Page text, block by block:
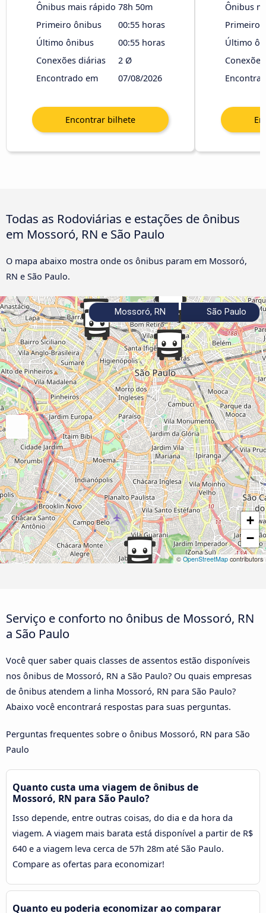
Ônibus mais rápido 78h 50m
Primeiro ônibus
00:55 horas
Último ônibus
00:55 horas
Conexões diárias
2 Ø
Encontrado em
07/08/2026
Ônibus
Primeiro
Último
Todas as Rodoviárias e estações de ônibus
em Mossoró, RN e São Paulo
O mapa abaixo mostra onde os ônibus param em Mossoró,
RN e São Paulo.
+
−
© OpenStreetMap contributors
Mossoró, RN São Paulo
Serviço e conforto no ônibus de Mossoró, RN
a São Paulo
Você quer saber quais classes de assentos estão disponíveis
nos ônibus de Mossoró, RN a São Paulo? Ou quais empresas
de ônibus atendem a linha Mossoró, RN para São Paulo?
Abaixo você encontrará respostas para suas perguntas.
Perguntas frequentes sobre o ônibus Mossoró, RN para São
Paulo
Quanto custa uma viagem de ônibus de
Mossoró, RN para São Paulo?
Isso depende, entre outras coisas, do dia e da hora da
viagem. A viagem mais barata está disponível a partir de R$
640 e a viagem leva cerca de 57h 28m até São Paulo.
Compare as ofertas para economizar!
Quanto eu poderia economizar ao comparar